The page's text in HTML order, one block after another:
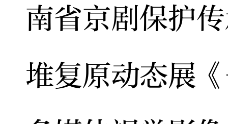
南省京剧保护
堆复原动态展